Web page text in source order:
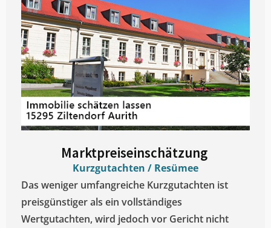
Marktpreiseinschätzung ​
Kurzgutachten / Resümee
Das weniger umfangreiche Kurzgutachten ist
preisgünstiger als ein vollständiges
Wertgutachten, wird jedoch vor Gericht nicht